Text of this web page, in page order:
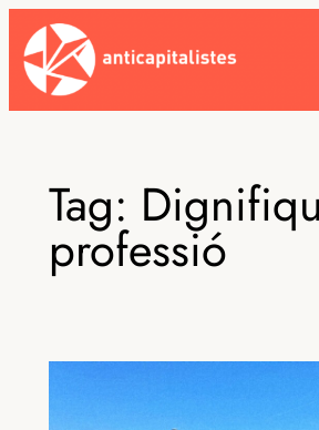
Skip
to
content
Tag:
professió